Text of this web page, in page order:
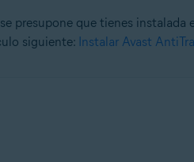
presupone que tienes
siguiente: Instalar Avast